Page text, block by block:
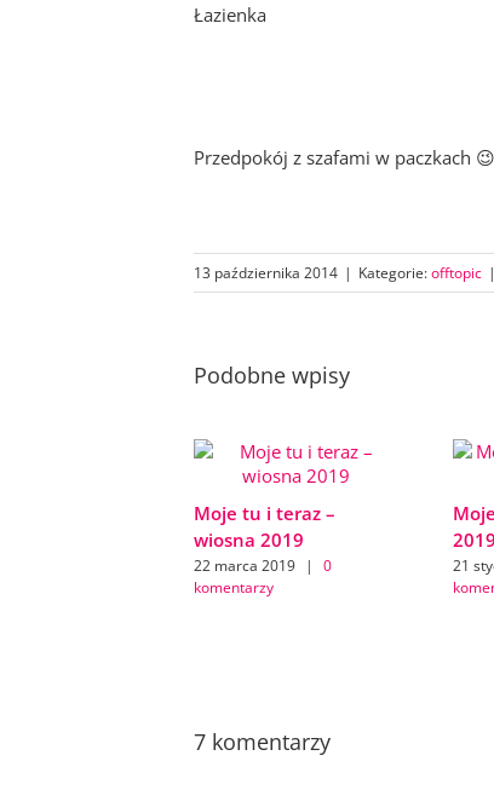
Łazienka
Przedpokój z szafami w paczkach
13 października 2014 | Kategorie:offtopic |
Podobne wpisy
Moje tu i teraz –
wiosna 2019
22 marca 2019 |
0
komentarzy
2019
21
7 komentarzy